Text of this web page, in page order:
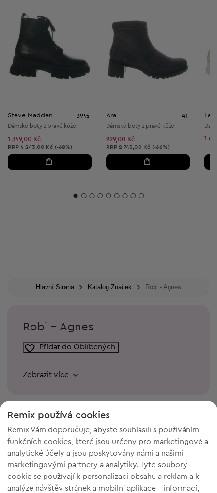
Steve Madden 39½
Dámské boty z pravé kůže
1 349,00 Kč
Doporučená cena:
RRP 4 243,00 Kč (-68%)
Ara 41
Dámské boty z pravé kůže
929,00 Kč
Doporučená cena:
RRP 2 743,00 Kč (-66%)
1
Hlavní Strana Katalog Značek Robi - Agnes
Robi - Agnes
Přídat do Oblíbených
Zobrazit více
Remix používá cookies
Remix Vám doporučuje, abyste souhlasili s používáním
funkčních cookies, které jsou určeny pro marketingové a
analytické účely a jsou poskytovány námi a našimi
marketingovými partnery a analytiky. Tyto soubory
cookie se používají k personalizaci obsahu a reklam a k
analýze návštěv stránek a mobilní aplikace - informací,